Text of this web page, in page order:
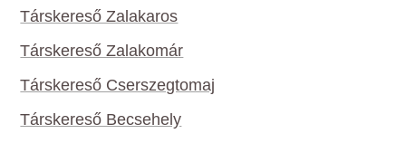
Társkereső Zalakaros
Társkereső Zalakomár
Társkereső Cserszegtomaj
Társkereső Becsehely